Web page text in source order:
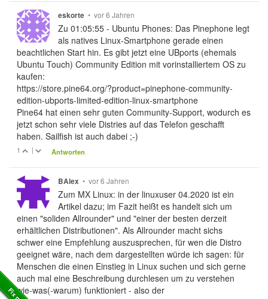
eskorte • vor 6 Jahren
Zu 01:05:55 - Ubuntu Phones: Das Pinephone legt
als natives Linux-Smartphone gerade einen
beachtlichen Start hin. Es gibt jetzt eine UBports (ehemals
Ubuntu Touch) Community Edition mit vorinstalliertem OS zu
kaufen:
https://store.pine64.org/?product=pinephone-community-
edition-ubports-limited-edition-linux-smartphone
Pine64 hat einen sehr guten Community-Support, wodurch es
jetzt schon sehr viele Distries auf das Telefon geschafft
haben. Sailfish ist auch dabei ;-)
1 | Antworten
BAlex • vor 6 Jahren
Zum MX Linux: in der linuxuser 04.2020 ist ein
Artikel dazu; im Fazit heißt es handelt sich um
einen "soliden Allrounder" und "einer der besten derzeit
erhältlichen Distributionen". Als Allrounder macht sichs
schwer eine Empfehlung auszusprechen, für wen die Distro
geeignet wäre, nach dem dargestellten würde ich sagen: für
Menschen die einen Einstieg in Linux suchen und sich gerne
auch mal eine Beschreibung durchlesen um zu verstehen
wie-was(-warum) funktioniert - also der